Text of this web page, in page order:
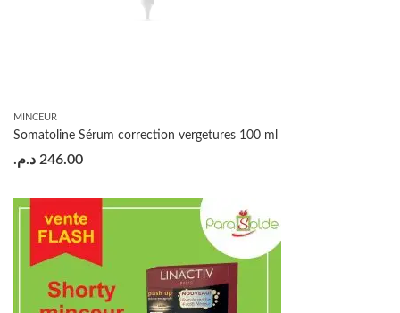
MINCEUR
Somatoline Sérum correction vergetures 100 ml
246.00 د.م.